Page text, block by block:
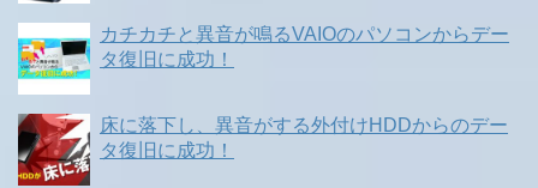
カチカチと異音が鳴るVAIOのパソコンからデー
タ復旧に成功！
床に落下し、異音がする外付けHDDからのデー
タ復旧に成功！